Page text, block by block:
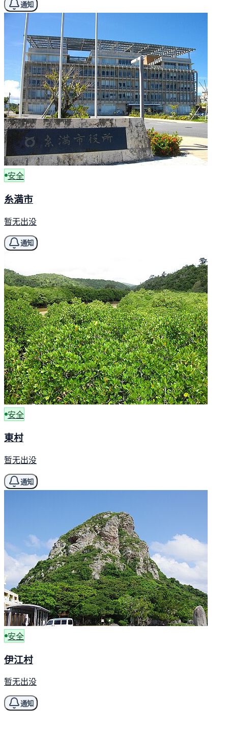
通知
安全
糸満市
暂无出没
通知
安全
東村
暂无出没
通知
安全
伊江村
暂无出没
通知